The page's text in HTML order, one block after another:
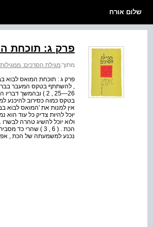
שלום אורח
פרק ג: תוכחת
מתוך:מגילת הסרכים:
, להשתתף בטקס המעבר
26—25 , 2 )
נכנע למשמעתה של הכת , אפשר להגיע לכפרת